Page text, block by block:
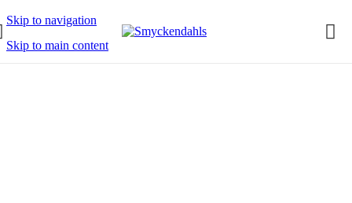
Skip to navigation
Skip to main content